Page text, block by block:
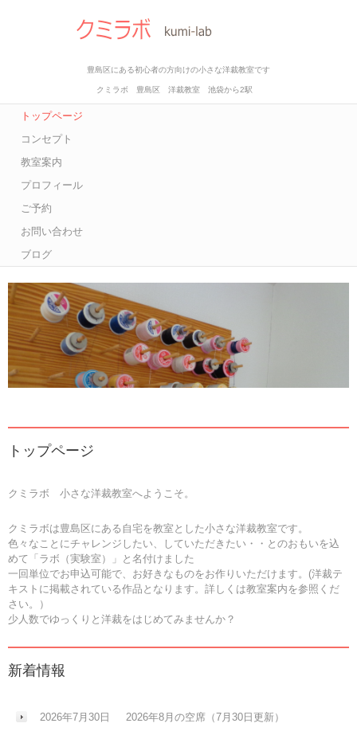
豊島区にある初心者の方向けの小さな洋裁教室です
クミラボ 豊島区 洋裁教室 池袋から2駅
トップページ
コンセプト
教室案内
プロフィール
ご予約
お問い合わせ
ブログ
トップページ
クミラボ 小さな洋裁教室へようこそ。
クミラボは豊島区にある自宅を教室とした小さな洋裁教室です。
色々なことにチャレンジしたい、していただきたい・・とのおもいを込
めて「ラボ（実験室）」と名付けました
一回単位でお申込可能で、お好きなものをお作りいただけます。(洋裁テ
キストに掲載されている作品となります。詳しくは教室案内を参照くだ
さい。）
少人数でゆっくりと洋裁をはじめてみませんか？
新着情報
2026年7月30日
2026年8月の空席（7月30日更新）